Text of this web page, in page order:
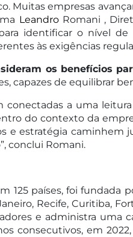
Muitas empresas
LeandroRomani ,
identificar o nível
às exigências
os benefícios
capazes de equilibrar
conectadas a uma
do contexto da
estratégia caminhem
conclui Romani.
países, foi fundada
Recife, Curitiba,
e administra uma
consecutivos, em